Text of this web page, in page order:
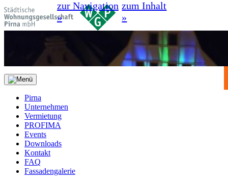
zur Navigation
»
zum Inhalt
»
Pirna
Unternehmen
Vermietung
PROFIMA
Events
Downloads
Kontakt
FAQ
Fassadengalerie